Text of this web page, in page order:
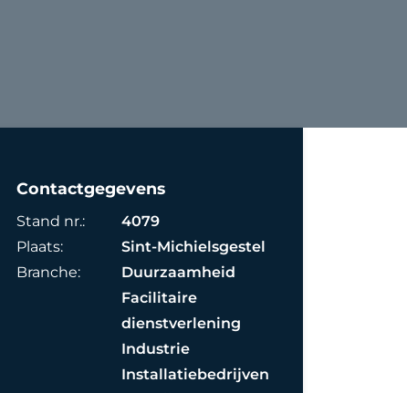
Contactgegevens
Stand nr.:
4079
Plaats:
Sint-Michielsgestel
Branche:
Duurzaamheid
Facilitaire
dienstverlening
Industrie
Installatiebedrijven